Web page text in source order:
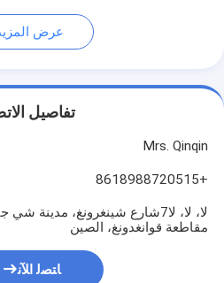
عرض
تفاصيل
Mrs. Qinqin
+8618988720515
لا، لا، لا7شارع شينغرونغ، مدينة
مقاطعة قوانغدونغ، الصين
ﺎﺘﺼﻟ ﺍﻶﻧ